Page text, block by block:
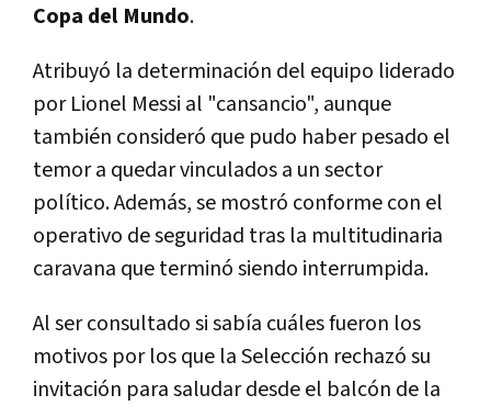
Copa del Mundo.
Atribuyó la determinación del equipo liderado
por Lionel Messi al "cansancio", aunque
también consideró que pudo haber pesado el
temor a quedar vinculados a un sector
político. Además, se mostró conforme con el
operativo de seguridad tras la multitudinaria
caravana que terminó siendo interrumpida.
Al ser consultado si sabía cuáles fueron los
motivos por los que la Selección rechazó su
invitación para saludar desde el balcón de la